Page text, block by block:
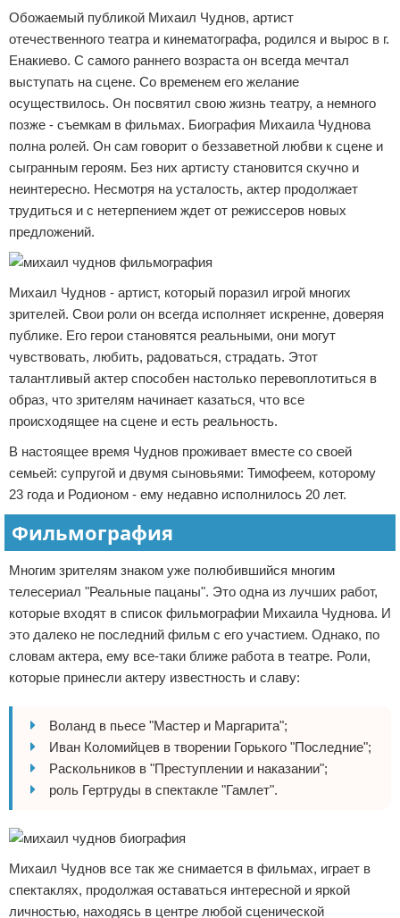
Обожаемый публикой Михаил Чуднов, артист
отечественного театра и кинематографа, родился и вырос в г.
Енакиево. С самого раннего возраста он всегда мечтал
выступать на сцене. Со временем его желание
осуществилось. Он посвятил свою жизнь театру, а немного
позже - съемкам в фильмах. Биография Михаила Чуднова
полна ролей. Он сам говорит о беззаветной любви к сцене и
сыгранным героям. Без них артисту становится скучно и
неинтересно. Несмотря на усталость, актер продолжает
трудиться и с нетерпением ждет от режиссеров новых
предложений.
Михаил Чуднов - артист, который поразил игрой многих
зрителей. Свои роли он всегда исполняет искренне, доверяя
публике. Его герои становятся реальными, они могут
чувствовать, любить, радоваться, страдать. Этот
талантливый актер способен настолько перевоплотиться в
образ, что зрителям начинает казаться, что все
происходящее на сцене и есть реальность.
В настоящее время Чуднов проживает вместе со своей
семьей: супругой и двумя сыновьями: Тимофеем, которому
23 года и Родионом - ему недавно исполнилось 20 лет.
Фильмография
Многим зрителям знаком уже полюбившийся многим
телесериал "Реальные пацаны". Это одна из лучших работ,
которые входят в список фильмографии Михаила Чуднова. И
это далеко не последний фильм с его участием. Однако, по
словам актера, ему все-таки ближе работа в театре. Роли,
которые принесли актеру известность и славу:
Воланд в пьесе "Мастер и Маргарита";
Иван Коломийцев в творении Горького "Последние";
Раскольников в "Преступлении и наказании";
роль Гертруды в спектакле "Гамлет".
Михаил Чуднов все так же снимается в фильмах, играет в
спектаклях, продолжая оставаться интересной и яркой
личностью, находясь в центре любой сценической